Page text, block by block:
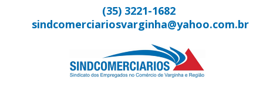
(35) 3221-1682
sindcomerciariosvarginha@yahoo.com.br